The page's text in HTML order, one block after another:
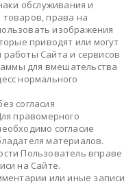
обслуживания и
права на
изображения
приводят или могут
Сайта и сервисов
для вмешательства
нормального
согласия
правомерного
согласие
материалов.
Пользователь вправе
на Сайте.
или иные записи